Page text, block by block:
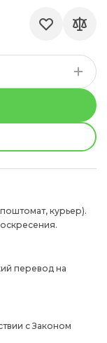
курьер).
перевод на
с Законом